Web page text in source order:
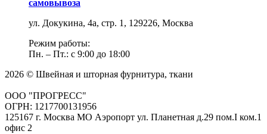
самовывоза
ул. Докукина, 4а, стр. 1, 129226, Москва
Режим работы:
Пн. – Пт.: с 9:00 до 18:00
2026 © Швейная и шторная фурнитура, ткани
ООО "ПРОГРЕСС"
ОГРН: 1217700131956
125167 г. Москва МО Аэропорт ул. Планетная д.29 пом.I ком.1
офис 2